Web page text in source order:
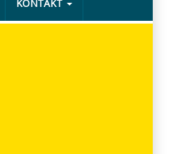
KONTAKT